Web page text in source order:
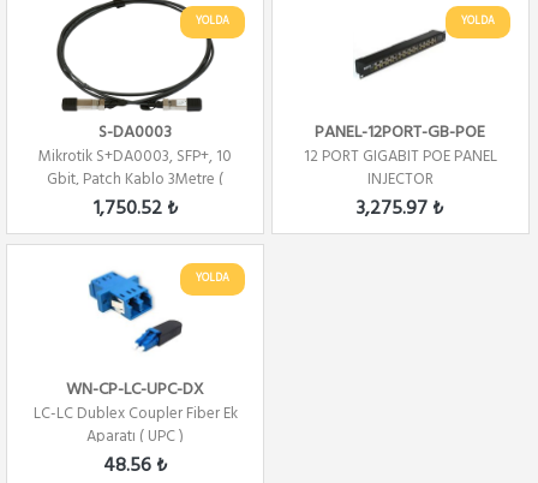
YOLDA
S-DA0003
Mikrotik S+DA0003, SFP+, 10
Gbit, Patch Kablo 3Metre (
Direct Atta...
1,750.52 ₺
YOLDA
PANEL-12PORT-GB-POE
12 PORT GIGABIT POE PANEL
INJECTOR
3,275.97 ₺
YOLDA
WN-CP-LC-UPC-DX
LC-LC Dublex Coupler Fiber Ek
Aparatı ( UPC )
48.56 ₺